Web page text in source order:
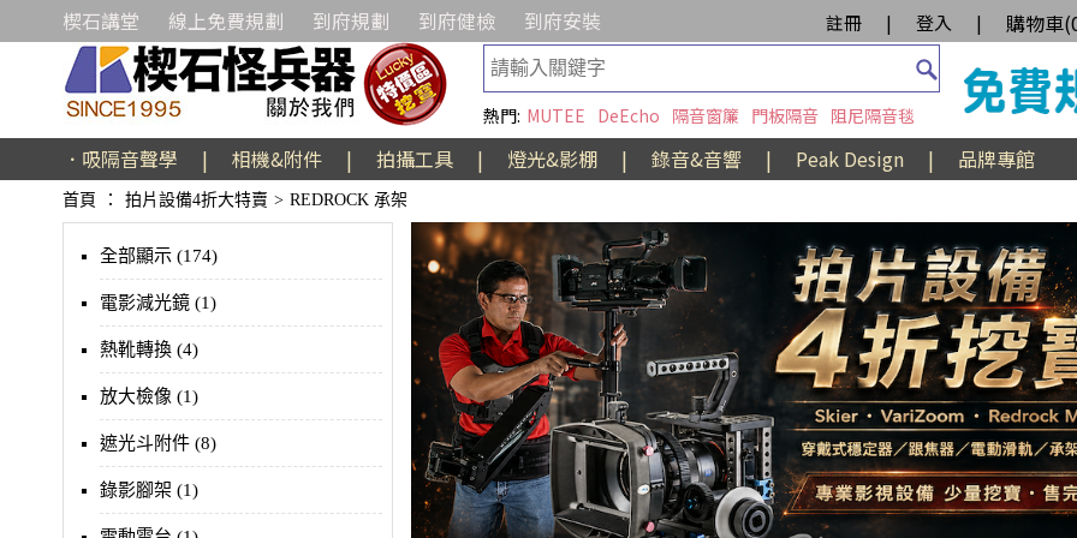
楔石講堂 線上免費規劃 到府規劃 到府健檢 到府安裝 註冊 | 登入 | 購物車(
熱門: MUTEE DeEcho 隔音窗簾 門板隔音 阻尼隔音毯
．吸隔音聲學 | 相機&附件 | 拍攝工具 | 燈光&影棚 | 錄音&音響 | Peak Design | 品牌專館
首頁 ： 拍片設備4折大特賣 > REDROCK 承架
全部顯示 (174)
電影減光鏡 (1)
熱靴轉換 (4)
放大檢像 (1)
遮光斗附件 (8)
錄影腳架 (1)